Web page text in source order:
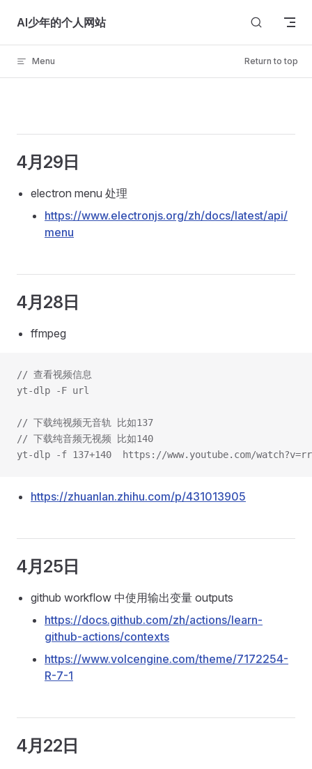
Skip to content
AI少年的个人网站
Menu Return to top
4月29日
electron menu 处理
https://www.electronjs.org/zh/docs/latest/api/
menu
4月28日
ffmpeg
// 查看视频信息
yt-dlp -F url
// 下载纯视频无音轨 比如137
// 下载纯音频无视频 比如140
yt-dlp -f 137+140  https://www.youtube.com/
https://zhuanlan.zhihu.com/p/431013905
4月25日
github workflow 中使用输出变量 outputs
https://docs.github.com/zh/actions/learn-
github-actions/contexts
https://www.volcengine.com/theme/7172254-
R-7-1
4月22日